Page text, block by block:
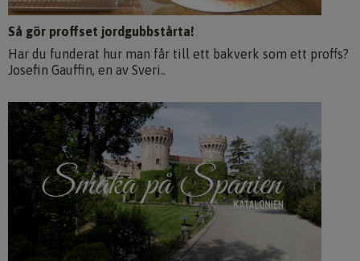
Så gör proffset jordgubbstårta!
Har du funderat hur man får till ett bakverk som ett proffs?
Josefin Gauffin, en av Sveri..